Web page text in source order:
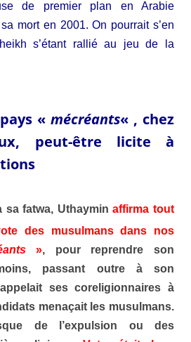
de premier plan en Arabie
mort en 2001. On pourrait s’en
s’étant rallié au jeu de la
« mécréants« , chez
peut-être licite à
sa fatwa, Uthaymin affirma tout
des musulmans dans nos
», pour reprendre son
passant outre à son
ses coreligionnaires à
menaçait les musulmans.
de l’expulsion ou des